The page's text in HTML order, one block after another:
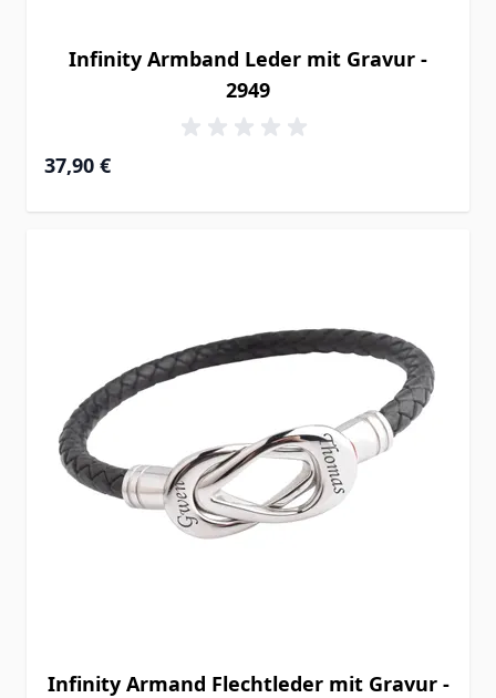
Infinity Armband Leder mit Gravur -
2949
37,90 €
Infinity Armand Flechtleder mit Gravur -